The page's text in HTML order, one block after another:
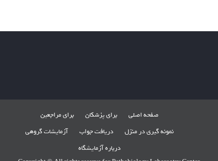
صفحه اصلی برای پزشکان
برای مراجعین
نمونه گیری در منزل
دریافت جواب
آزمایشات گروهی
درباره آزمایشگاه